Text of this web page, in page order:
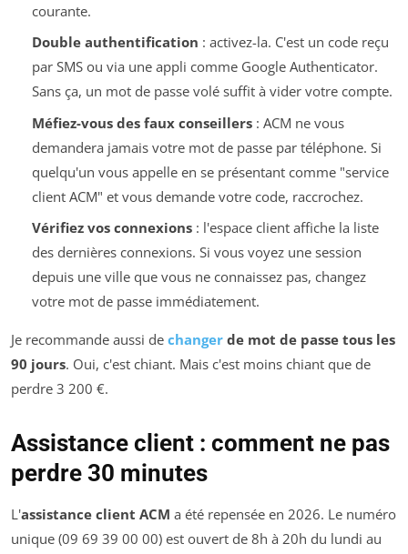
courante.
Double authentification : activez-la. C'est un code reçu
par SMS ou via une appli comme Google Authenticator.
Sans ça, un mot de passe volé suffit à vider votre compte.
Méfiez-vous des faux conseillers: ACM ne vous
demandera jamais votre mot de passe par téléphone. Si
quelqu'un vous appelle en se présentant comme "service
client ACM" et vous demande votre code, raccrochez.
Vérifiez vos connexions: l'espace client affiche la liste
des dernières connexions. Si vous voyez une session
depuis une ville que vous ne connaissez pas, changez
votre mot de passe immédiatement.
Je recommande aussi de changer de mot de passe tous les
90 jours. Oui, c'est chiant. Mais c'est moins chiant que de
perdre 3 200 €.
Assistance client : comment ne pas
perdre 30 minutes
L'assistance client ACM a été repensée en 2026. Le numéro
unique (09 69 39 00 00) est ouvert de 8h à 20h du lundi au